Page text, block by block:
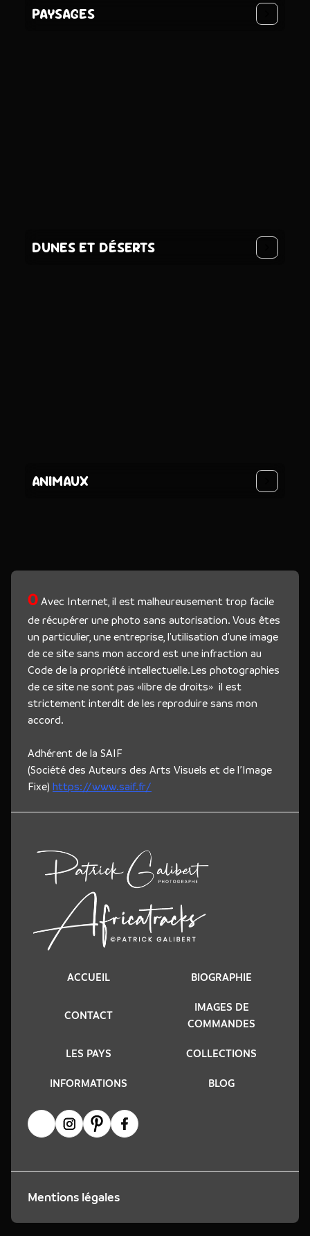
PAYSAGES
DUNES ET DÉSERTS
ANIMAUX
O Avec Internet, il est malheureusement trop facile
de récupérer une photo sans autorisation. Vous êtes
un particulier, une entreprise, l'utilisation d'une image
de ce site sans mon accord est une infraction au
Code de la propriété intellectuelle.Les photographies
de ce site ne sont pas «libre de droits» il est
strictement interdit de les reproduire sans mon
accord.
Adhérent de la SAIF
(Société des Auteurs des Arts Visuels et de l’Image
Fixe) https://www.saif.fr/
ACCUEIL BIOGRAPHIE
CONTACT
IMAGES DE
COMMANDES
LES PAYS COLLECTIONS
INFORMATIONS BLOG
Mentions légales